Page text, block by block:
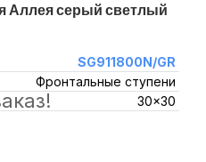
Аллея серый светлый
SG911800N/GR
Фронтальные ступени
30x30